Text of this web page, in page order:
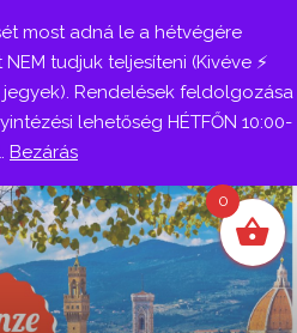
most adná le a hétvégére
tudjuk teljesíteni (Kivéve ⚡
jegyek). Rendelések feldolgozása
lehetőség HÉTFŐN 10:00-
Bezárás
0